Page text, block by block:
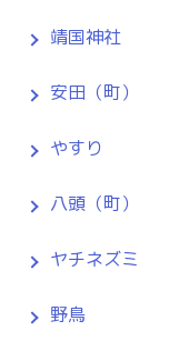
靖国神社
安田（町）
やすり
八頭（町）
ヤチネズミ
野鳥